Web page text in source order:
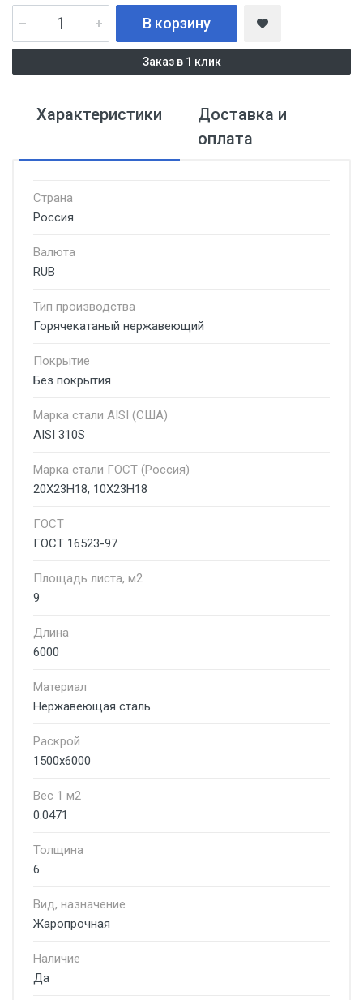
В корзину
Заказ в 1 клик
Характеристики
Доставка и
оплата
Страна
Россия
Валюта
RUB
Тип производства
Горячекатаный нержавеющий
Покрытие
Без покрытия
Марка стали AISI (США)
AISI 310S
Марка стали ГОСТ (Россия)
20Х23Н18, 10Х23Н18
ГОСТ
ГОСТ 16523-97
Площадь листа, м2
9
Длина
6000
Материал
Нержавеющая сталь
Раскрой
1500х6000
Вес 1 м2
0.0471
Толщина
6
Вид, назначение
Жаропрочная
Наличие
Да